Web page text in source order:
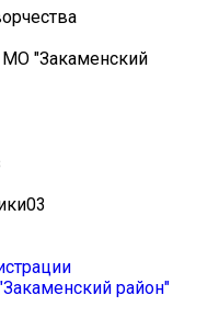
"Закаменский
район"